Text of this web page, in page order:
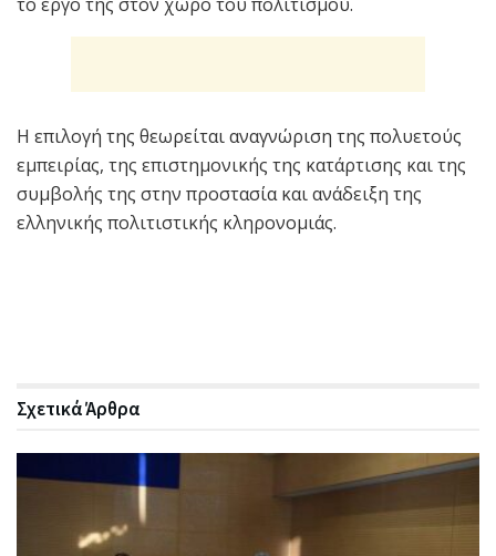
Η επιλογή της θεωρείται αναγνώριση της πολυετούς
εμπειρίας, της επιστημονικής της κατάρτισης και της
συμβολής της στην προστασία και ανάδειξη της
ελληνικής πολιτιστικής κληρονομιάς.
ΣχετικάΆρθρα